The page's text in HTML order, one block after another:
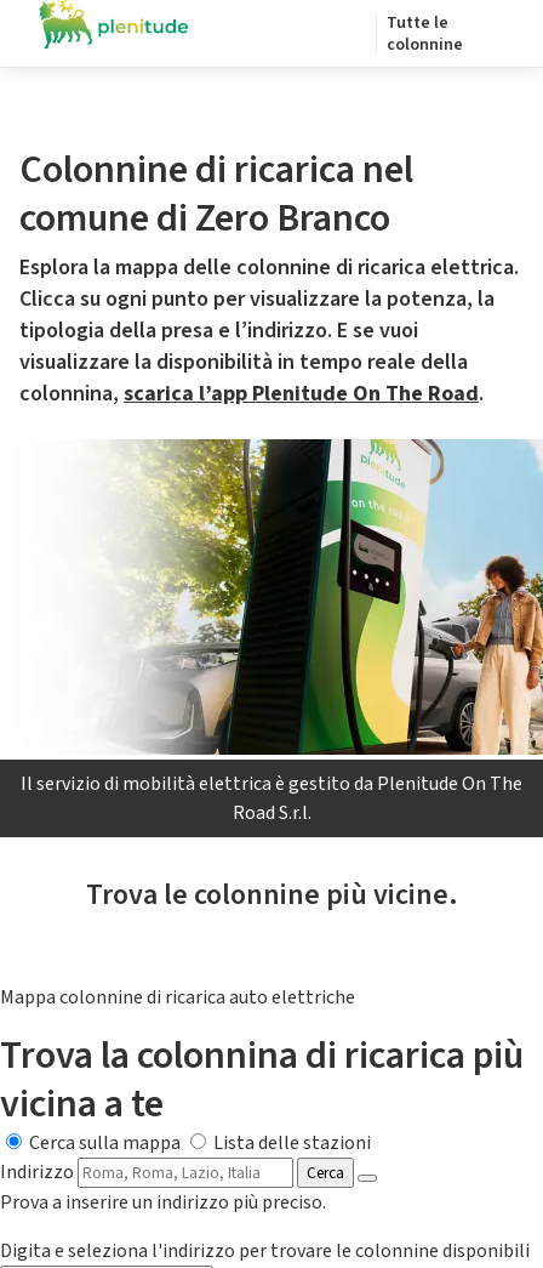
Tutte le
colonnine
Colonnine di ricarica nel
comune di Zero Branco
Esplora la mappa delle colonnine di ricarica elettrica.
Clicca su ogni punto per visualizzare la potenza, la
tipologia della presa e l’indirizzo. E se vuoi
visualizzare la disponibilità in tempo reale della
colonnina, scarica l’app Plenitude On The Road.
Il servizio di mobilità elettrica è gestito da Plenitude On The
Road S.r.l.
Trova le colonnine più vicine.
Mappa colonnine di ricarica auto elettriche
Trova la colonnina di ricarica più
vicina a te
Cerca sulla mappa
Lista delle stazioni
Indirizzo
Cerca
Prova a inserire un indirizzo più preciso.
Digita e seleziona l'indirizzo per trovare le colonnine disponibili